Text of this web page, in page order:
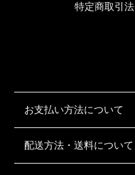
特定商取引
お支払い方法について
配送方法・送料について